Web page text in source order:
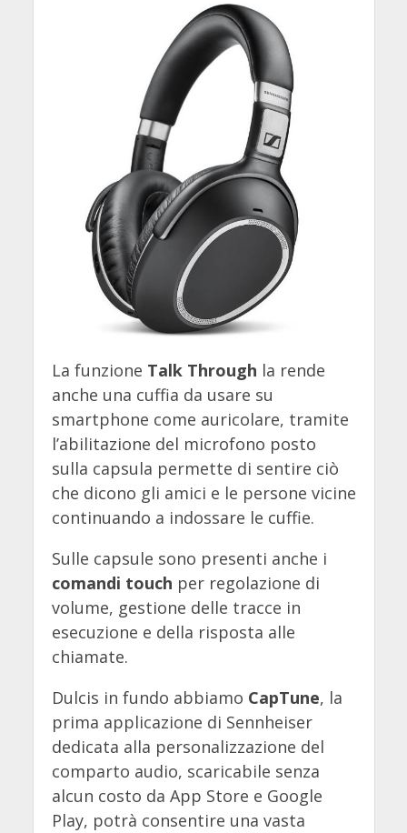
La funzione Talk Through la rende
anche una cuffia da usare su
smartphone come auricolare, tramite
l’abilitazione del microfono posto
sulla capsula permette di sentire ciò
che dicono gli amici e le persone vicine
continuando a indossare le cuffie.
Sulle capsule sono presenti anche i
comandi touch per regolazione di
volume, gestione delle tracce in
esecuzione e della risposta alle
chiamate.
Dulcis in fundo abbiamo CapTune, la
prima applicazione di Sennheiser
dedicata alla personalizzazione del
comparto audio, scaricabile senza
alcun costo da App Store e Google
Play, potrà consentire una vasta